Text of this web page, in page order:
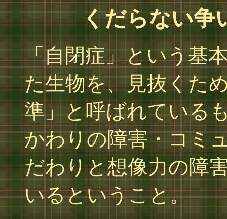
くだらない争
「自閉症」という基
た生物を、見抜くた
準」と呼ばれている
かわりの障害・コミ
だわりと想像力の障
いるということ。